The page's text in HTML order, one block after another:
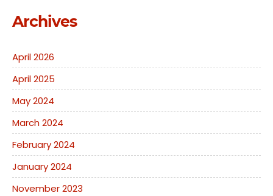
Archives
April 2026
April 2025
May 2024
March 2024
February 2024
January 2024
November 2023